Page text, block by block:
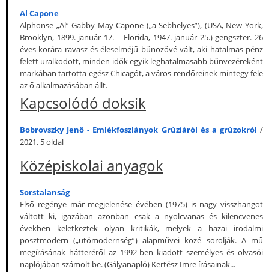
Al Capone
Alphonse „Al” Gabby May Capone („a Sebhelyes”), (USA, New York,
Brooklyn, 1899. január 17. – Florida, 1947. január 25.) gengszter. 26
éves korára ravasz és éleselméjű bűnözővé vált, aki hatalmas pénz
felett uralkodott, minden idők egyik leghatalmasabb bűnvezéreként
markában tartotta egész Chicagót, a város rendőreinek mintegy fele
az ő alkalmazásában állt.
Kapcsolódó doksik
Bobrovszky Jenő - Emlékfoszlányok Grúziáról és a grúzokról /
2021, 5 oldal
Középiskolai anyagok
Sorstalanság
Első regénye már megjelenése évében (1975) is nagy visszhangot
váltott ki, igazában azonban csak a nyolcvanas és kilencvenes
években keletkeztek olyan kritikák, melyek a hazai irodalmi
posztmodern („utómodernség”) alapművei közé sorolják. A mű
megírásának hátteréről az 1992-ben kiadott személyes és olvasói
naplójában számolt be. (Gályanapló) Kertész Imre írásainak...